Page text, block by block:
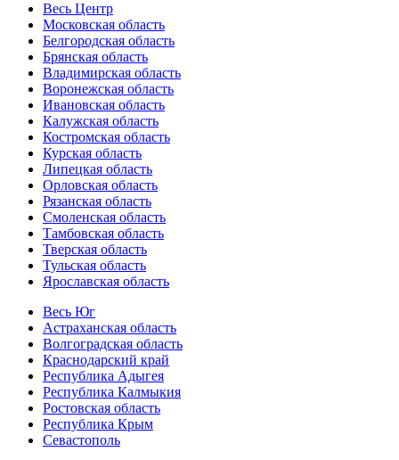
Весь Центр
Московская область
Белгородская область
Брянская область
Владимирская область
Воронежская область
Ивановская область
Калужская область
Костромская область
Курская область
Липецкая область
Орловская область
Рязанская область
Смоленская область
Тамбовская область
Тверская область
Тульская область
Ярославская область
Весь Юг
Астраханская область
Волгоградская область
Краснодарский край
Республика Адыгея
Республика Калмыкия
Ростовская область
Республика Крым
Севастополь